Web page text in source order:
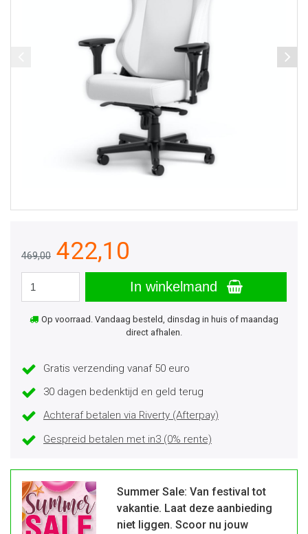
469,00 422,10
In winkelmand
Op voorraad. Vandaag besteld, dinsdag in huis of maandag
direct afhalen.
Gratis verzending vanaf 50 euro
30 dagen bedenktijd en geld terug
Achteraf betalen via Riverty (Afterpay)
Gespreid betalen met in3 (0% rente)
Summer Sale: Van festival tot
vakantie. Laat deze aanbieding
niet liggen. Scoor nu jouw